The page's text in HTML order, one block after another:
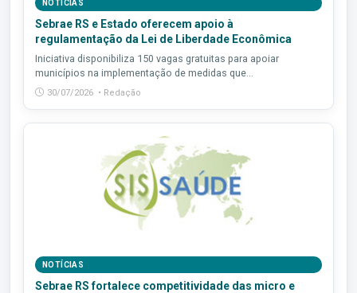
NOTÍCIAS
Sebrae RS e Estado oferecem apoio à
regulamentação da Lei de Liberdade Econômica
Iniciativa disponibiliza 150 vagas gratuitas para apoiar
municípios na implementação de medidas que...
30/07/2026 • Redação
NOTÍCIAS
Sebrae RS fortalece competitividade das micro e